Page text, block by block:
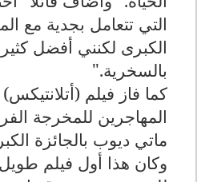
التي تتعامل بجدية مع
الكبرى لكنني أفضل
بالسخرية".
كما فاز فيلم
المهاجرين للمخرجة
ماتي ديوب بالجائزة
وكان هذا أول فيلم